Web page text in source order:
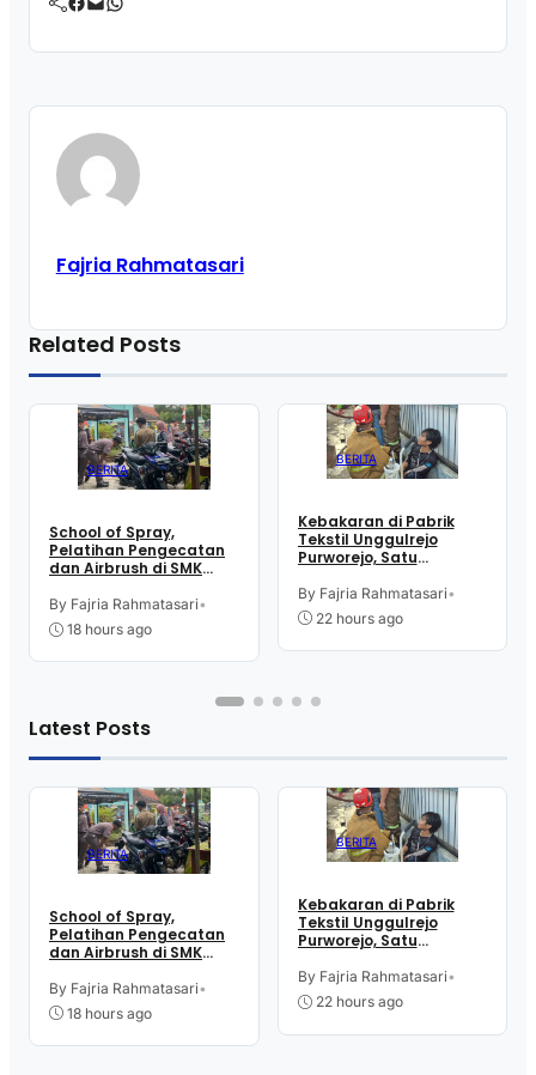
Fajria Rahmatasari
Related Posts
BERITA
School of Spray,
Pelatihan Pengecatan
dan Airbrush di SMK
Kutoarjo
By Fajria Rahmatasari•
18 hours ago
BERITA
Kebakaran di Pabrik
Tekstil Unggulrejo
Purworejo, Satu
Tulang, Petugas
Damkar Sesak Nafas
By Fajria Rahmatasari•
22 hours ago
Latest Posts
BERITA
School of Spray,
Pelatihan Pengecatan
dan Airbrush di SMK
Kutoarjo
By Fajria Rahmatasari•
18 hours ago
BERITA
Kebakaran di Pabrik
Tekstil Unggulrejo
Purworejo, Satu
Tulang, Petugas
Damkar Sesak Nafas
By Fajria Rahmatasari•
22 hours ago